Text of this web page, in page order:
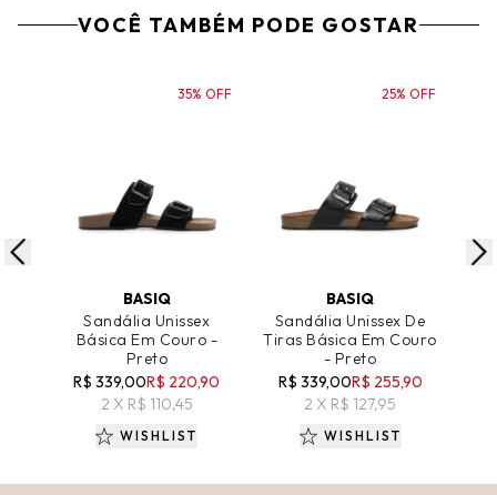
VOCÊ TAMBÉM PODE GOSTAR
BASIQ
Sandália Unissex
Básica Em Couro -
Preto
R$ 339,00R$ 220,90
2 X R$ 110,45
35% OFF
WISHLIST
BASIQ
Sandália Unissex De
Tiras Básica Em Couro
- Preto
R$ 339,00R$ 255,90
2 X R$ 127,95
25% OFF
WISHLIST